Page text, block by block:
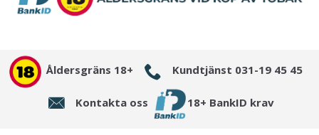
Åldersgräns 18+ Kundtjänst 031-19 45 45
Kontakta oss 18+ BankID krav